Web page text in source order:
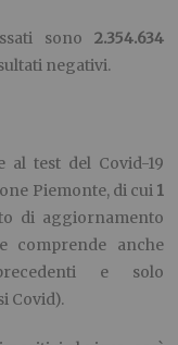
sono 2.354.634
negativi.
al test del Covid-19
Piemonte, di cui 1
di aggiornamento
comprende anche
e solo
Covid).